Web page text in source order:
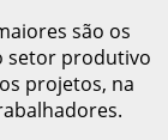
são os
setor produtivo
projetos, na